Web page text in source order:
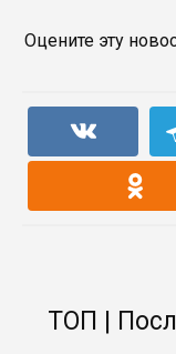
Оцените эту
ТОП |